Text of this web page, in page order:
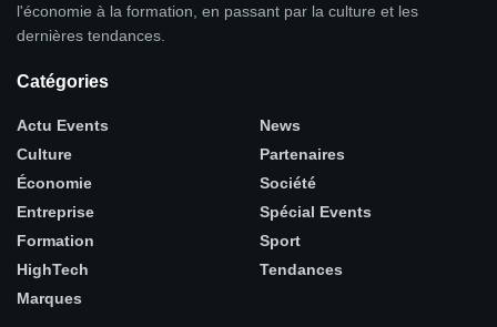
l'économie à la formation, en passant par la culture et les
dernières tendances.
Catégories
Actu Events
Culture
Économie
Entreprise
Formation
HighTech
Marques
News
Partenaires
Société
Spécial Events
Sport
Tendances